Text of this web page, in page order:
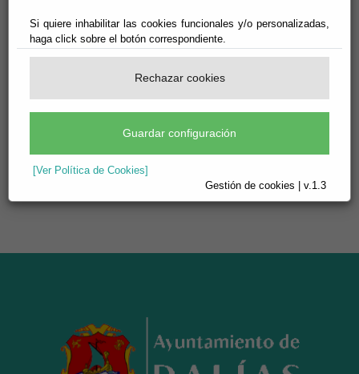
Si quiere inhabilitar las cookies funcionales y/o personalizadas,
haga click sobre el botón correspondiente.
Rechazar cookies
Guardar configuración
[Ver Política de Cookies]
Gestión de cookies | v.1.3